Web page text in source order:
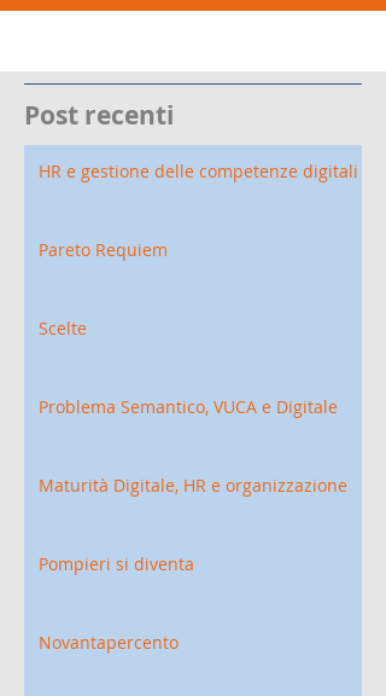
Post recenti
HR e gestione delle competenze digitali
Pareto Requiem
Scelte
Problema Semantico, VUCA e Digitale
Maturità Digitale, HR e organizzazione
Pompieri si diventa
Novantapercento